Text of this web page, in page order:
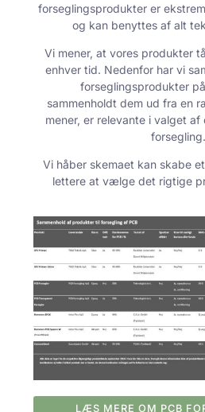
forseglingsprodukter er
og kan benyttes af alt
Vi mener, at vores produkter
enhver tid. Nedenfor har vi
forseglingsprodukter
sammenholdt dem ud fra en
mener, er relevante i valget
forsegling.
Vi håber skemaet kan skabe
lettere at vælge det rigtige
LÆS MERE OM PCB